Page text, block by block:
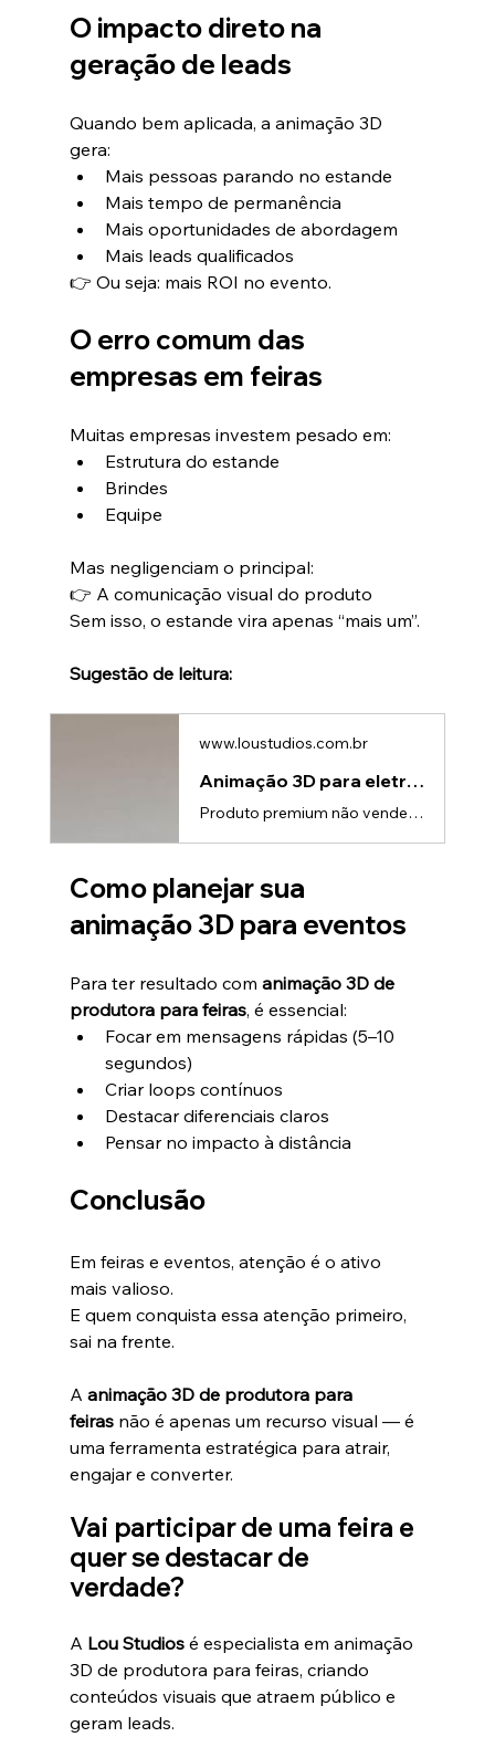
O impacto direto na
geração de leads
Quando bem aplicada, a animação 3D
gera:
Mais pessoas parando no estande
Mais tempo de permanência
Mais oportunidades de abordagem
Mais leads qualificados
👉 Ou seja: mais ROI no evento.
O erro comum das
empresas em feiras
Muitas empresas investem pesado em:
Estrutura do estande
Brindes
Equipe
Mas negligenciam o principal:
👉 A comunicação visual do produto
Sem isso, o estande vira apenas “mais um”.
Sugestão de leitura:
www.loustudios.com.br
Animação 3D para eletroportáteis premium: venda mais
Produto premium não vende por preço — vende por percepçãoNo mercado de eletroportáteis premium, o jogo é outro.Você não está competindo apenas por funcionalidade, mas por: • Design • Experiência • Sofisticação • Marca👉 E tudo isso depende de como o produto é apresentadoSe a apresentação não acompanha o nível do produto, acontece um problema clássico:produto premium com cara de commodityO desafio de comunicar valor em eletroportáteisLiquidificadores, cafeteiras, air fryers, mixers…Mesmo sendo pr
Como planejar sua
animação 3D para eventos
Para ter resultado com animação 3D de
produtora para feiras, é essencial:
Focar em mensagens rápidas (5–10
segundos)
Criar loops contínuos
Destacar diferenciais claros
Pensar no impacto à distância
Conclusão
Em feiras e eventos, atenção é o ativo
mais valioso.
E quem conquista essa atenção primeiro,
sai na frente.
A animação 3D de produtora para
feiras não é apenas um recurso visual — é
uma ferramenta estratégica para atrair,
engajar e converter.
Vai participar de uma feira e
quer se destacar de
verdade?
A Lou Studios é especialista em animação
3D de produtora para feiras, criando
conteúdos visuais que atraem público e
geram leads.